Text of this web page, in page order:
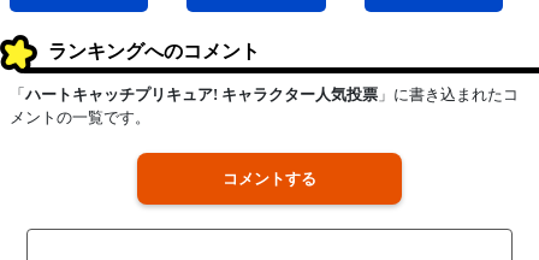
ランキングへのコメント
「 ハートキャッチプリキュア! キャラクター人気投票 」に書き込まれたコ
メントの一覧です。
コメントする